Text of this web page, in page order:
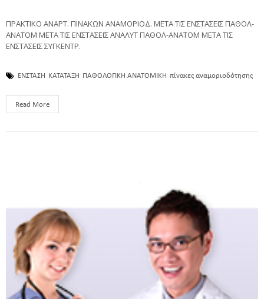
ΠΡΑΚΤΙΚΟ ΑΝΑΡΤ. ΠΙΝΑΚΩΝ ΑΝΑΜΟΡΙΟΔ. ΜΕΤΑ ΤΙΣ ΕΝΣΤΑΣΕΙΣ ΠΑΘΟΛ-
ΑΝΑΤΟΜ ΜΕΤΑ ΤΙΣ ΕΝΣΤΑΣΕΙΣ ΑΝΑΛΥΤ ΠΑΘΟΛ-ΑΝΑΤΟΜ ΜΕΤΑ ΤΙΣ
ΕΝΣΤΑΣΕΙΣ ΣΥΓΚΕΝΤΡ.
ΕΝΣΤΑΣΗ ΚΑΤΑΤΑΞΗ ΠΑΘΟΛΟΓΙΚΗ ΑΝΑΤΟΜΙΚΗ πίνακες αναμοριοδότησης
Read More